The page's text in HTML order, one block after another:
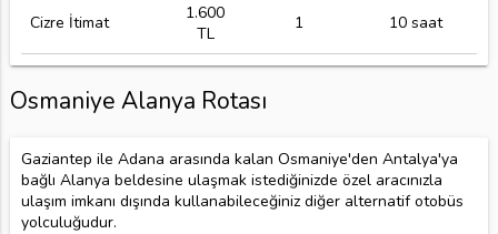
Cizre İtimat
1.600
TL
1 10 saat
Osmaniye Alanya Rotası
Gaziantep ile Adana arasında kalan Osmaniye'den Antalya'ya
bağlı Alanya beldesine ulaşmak istediğinizde özel aracınızla
ulaşım imkanı dışında kullanabileceğiniz diğer alternatif otobüs
yolculuğudur.